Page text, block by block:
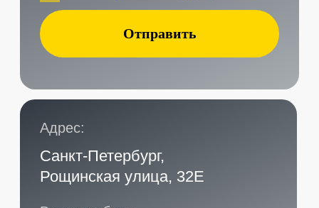
Наши контакты
Услуги в нашем сервисе